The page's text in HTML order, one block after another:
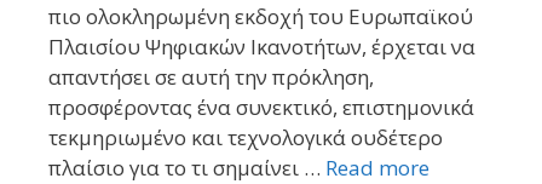
πιο ολοκληρωμένη εκδοχή του Ευρωπαϊκού
Πλαισίου Ψηφιακών Ικανοτήτων, έρχεται να
απαντήσει σε αυτή την πρόκληση,
προσφέροντας ένα συνεκτικό, επιστημονικά
τεκμηριωμένο και τεχνολογικά ουδέτερο
πλαίσιο για το τι σημαίνει … Read more